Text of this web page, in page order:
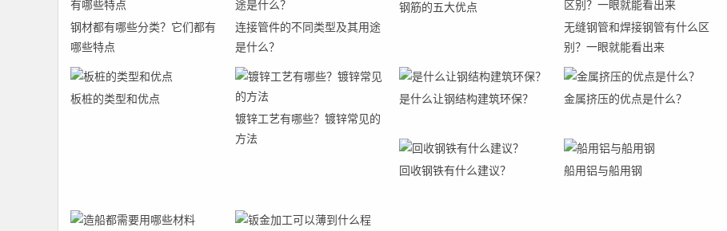
钢材都有哪些分类？它们都有
哪些特点
连接管件的不同类型及其用途
是什么？
钢筋的五大优点
无缝钢管和焊接钢管有什么区
别？一眼就能看出来
板桩的类型和优点
镀锌工艺有哪些？镀锌常见的
方法
是什么让钢结构建筑环保？ 金属挤压的优点是什么？
回收钢铁有什么建议？ 船用铝与船用钢